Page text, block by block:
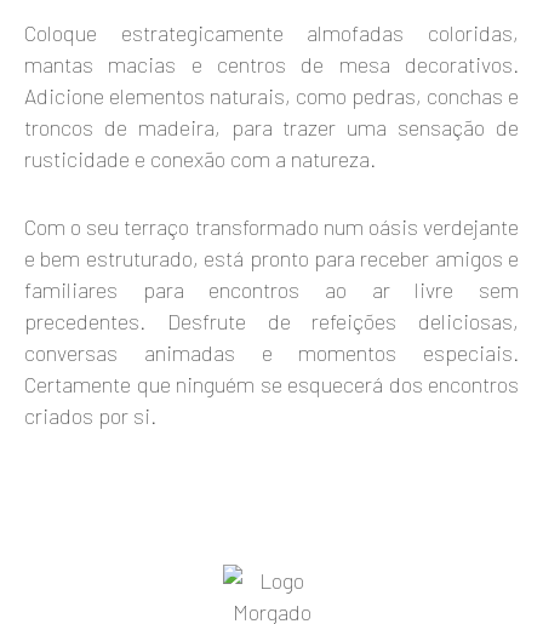
Coloque estrategicamente almofadas coloridas,
mantas macias e centros de mesa decorativos.
Adicione elementos naturais, como pedras, conchas e
troncos de madeira, para trazer uma sensação de
rusticidade e conexão com a natureza.
Com o seu terraço transformado num oásis verdejante
e bem estruturado, está pronto para receber amigos e
familiares para encontros ao ar livre sem
precedentes. Desfrute de refeições deliciosas,
conversas animadas e momentos especiais.
Certamente que ninguém se esquecerá dos encontros
criados por si.